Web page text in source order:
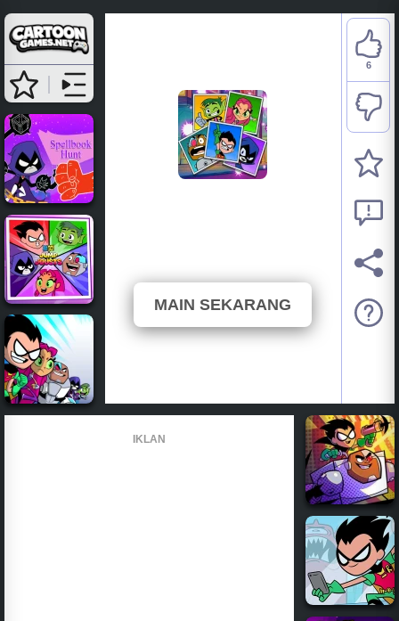
MAIN SEKARANG
6
IKLAN